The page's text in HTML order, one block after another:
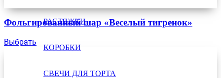
РАСТЯЖКИ
КОРОБКИ
СВЕЧИ ДЛЯ ТОРТА
Фольгированный шар «Веселый тигренок»
Выбрать